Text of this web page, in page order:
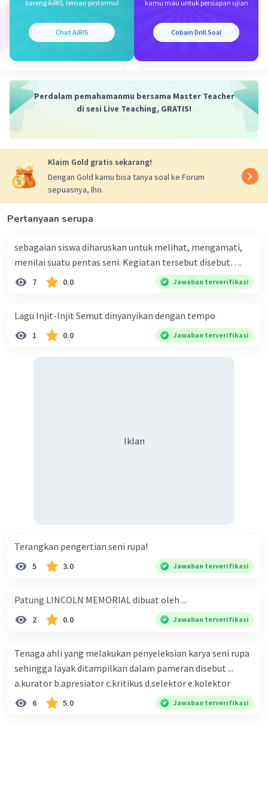
sehingga pola yang dibuat bisa terlihat jelas.
Beri Rating·0.0(0) Balas
bareng AiRIS, teman pintarmu!
Chat AiRIS
kamu mau untuk persiapan ujian
Cobain Drill Soal
Perdalam pemahamanmu bersama Master Teacher
di sesi Live Teaching, GRATIS!
Klaim Gold gratis sekarang!
Dengan Gold kamu bisa tanya soal ke Forum
sepuasnya, lho.
Pertanyaan serupa
sebagaian siswa diharuskan untuk melihat, mengamati,
menilai suatu pentas seni. Kegiatan tersebut disebut….
7 0.0 Jawaban terverifikasi
Lagu Injit-Injit Semut dinyanyikan dengan tempo
1 0.0 Jawaban terverifikasi
Iklan
Terangkan pengertian seni rupa!
5 3.0 Jawaban terverifikasi
Patung LINCOLN MEMORIAL dibuat oleh ...
2 0.0 Jawaban terverifikasi
Tenaga ahli yang melakukan penyeleksian karya seni rupa
sehingga layak ditampilkan dalam pameran disebut ...
a.kurator b.apresiator c.kritikus d.selektor e.kolektor
6 5.0 Jawaban terverifikasi